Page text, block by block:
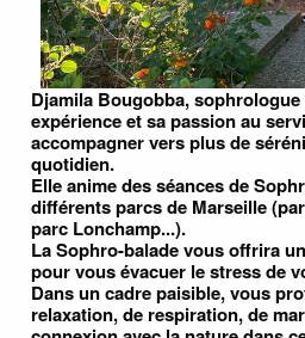
Djamila Bougobba,
expérience et sa passion au
accompagner vers plus de
quotidien.
Elle anime des séances de
différents parcs de Marseille
parc Lonchamp...).
La Sophro-balade vous offrira
pour vous évacuer le stress de
Dans un cadre paisible, vous
relaxation, de respiration, de